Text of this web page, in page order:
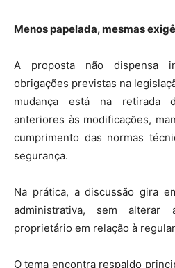
Menos papelada, mesmas
A proposta não dispensa
obrigações previstas na
mudança está na retirada
anteriores às modificações,
cumprimento das normas
segurança.
Na prática, a discussão gira
administrativa, sem alterar
proprietário em relação à
O tema encontra respaldo